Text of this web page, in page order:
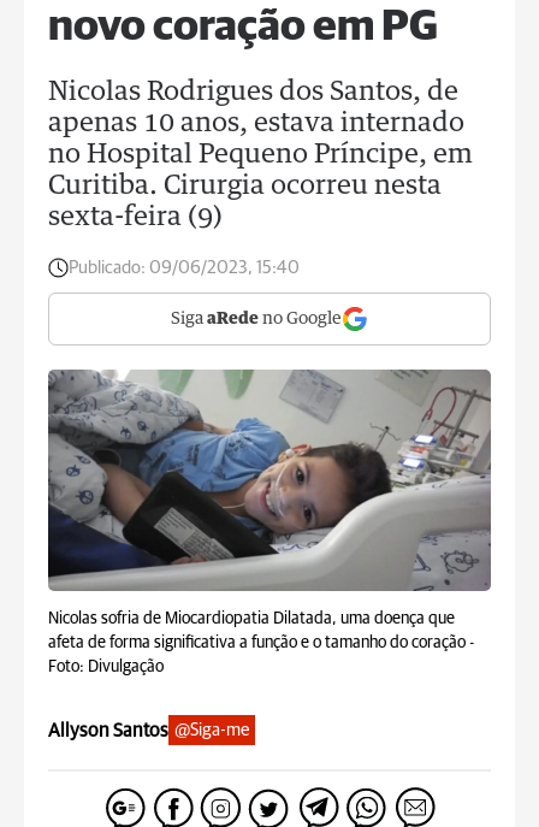
novo coração em PG
Nicolas Rodrigues dos Santos, de
apenas 10 anos, estava internado
no Hospital Pequeno Príncipe, em
Curitiba. Cirurgia ocorreu nesta
sexta-feira (9)
Publicado: 09/06/2023, 15:40
Siga aRede no Google
Nicolas sofria de Miocardiopatia Dilatada, uma doença que
afeta de forma significativa a função e o tamanho do coração -
Foto: Divulgação
Allyson Santos @Siga-me